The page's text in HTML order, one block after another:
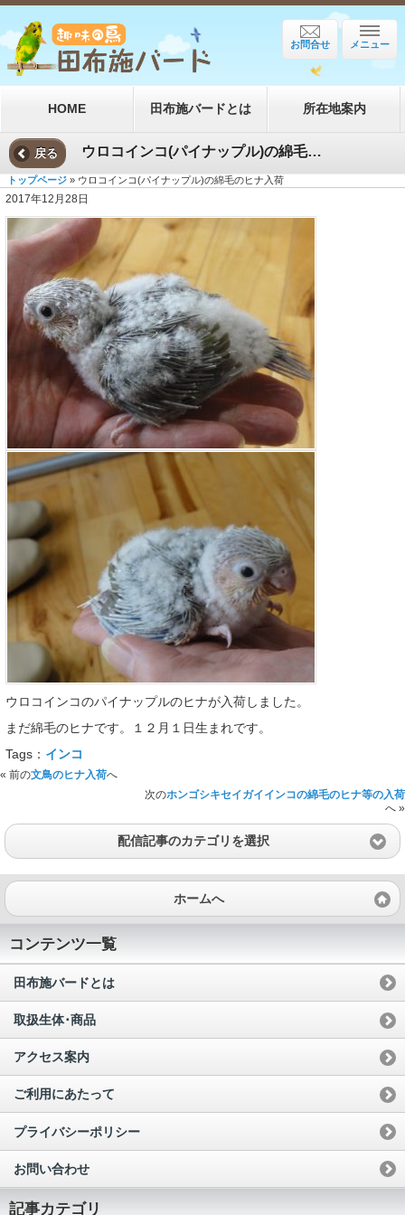
メニュー
お問合せ
HOME 田布施バードとは 所在地案内
戻る ウロコインコ(パイナップル)の綿毛のヒナ入荷
トップページ » ウロコインコ(パイナップル)の綿毛のヒナ入荷
2017年12月28日
ウロコインコのパイナップルのヒナが入荷しました。
まだ綿毛のヒナです。１２月１日生まれです。
Tags： インコ
« 前の文鳥のヒナ入荷へ
次のホンゴシキセイガイインコの綿毛のヒナ等の入荷
へ »
配信記事のカテゴリを選択
ホームへ
コンテンツ一覧
田布施バードとは
取扱生体･商品
アクセス案内
ご利用にあたって
プライバシーポリシー
お問い合わせ
記事カテゴリ